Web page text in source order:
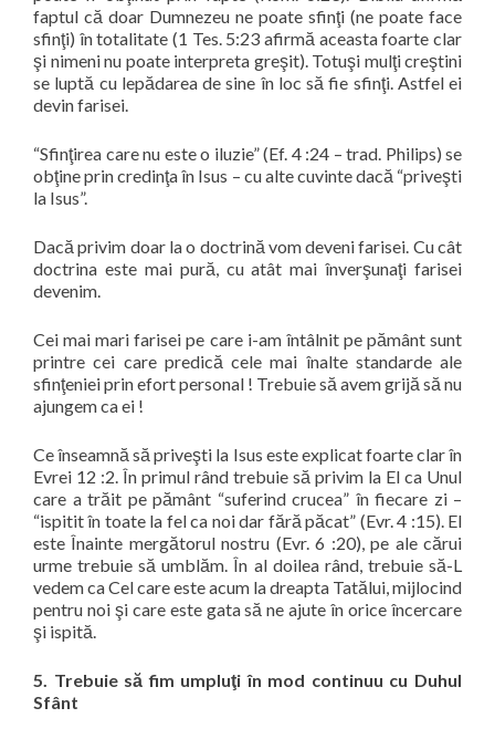
faptul că doar Dumnezeu ne poate sfinţi (ne poate face
sfinţi) în totalitate (1 Tes. 5:23 afirmă aceasta foarte clar
şi nimeni nu poate interpreta greşit). Totuşi mulţi creştini
se luptă cu lepădarea de sine în loc să fie sfinţi. Astfel ei
devin farisei.
“Sfinţirea care nu este o iluzie” (Ef. 4 :24 – trad. Philips) se
obţine prin credinţa în Isus – cu alte cuvinte dacă “priveşti
la Isus”.
Dacă privim doar la o doctrină vom deveni farisei. Cu cât
doctrina este mai pură, cu atât mai înverşunaţi farisei
devenim.
Cei mai mari farisei pe care i-am întâlnit pe pământ sunt
printre cei care predică cele mai înalte standarde ale
sfinţeniei prin efort personal ! Trebuie să avem grijă să nu
ajungem ca ei !
Ce înseamnă să priveşti la Isus este explicat foarte clar în
Evrei 12 :2. În primul rând trebuie să privim la El ca Unul
care a trăit pe pământ “suferind crucea” în fiecare zi –
“ispitit în toate la fel ca noi dar fără păcat” (Evr. 4 :15). El
este Înainte mergătorul nostru (Evr. 6 :20), pe ale cărui
urme trebuie să umblăm. În al doilea rând, trebuie să-L
vedem ca Cel care este acum la dreapta Tatălui, mijlocind
pentru noi şi care este gata să ne ajute în orice încercare
şi ispită.
5. Trebuie să fim umpluţi în mod continuu cu Duhul
Sfânt